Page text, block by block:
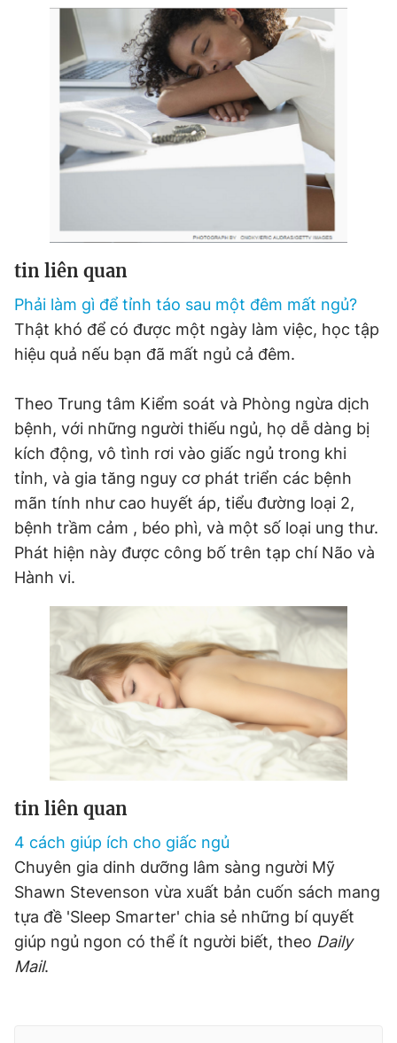
tin liên quan
Phải làm gì để tỉnh táo sau một đêm mất ngủ?
Thật khó để có được một ngày làm việc, học tập
hiệu quả nếu bạn đã mất ngủ cả đêm.
Theo Trung tâm Kiểm soát và Phòng ngừa dịch
bệnh, với những người thiếu ngủ, họ dễ dàng bị
kích động, vô tình rơi vào giấc ngủ trong khi
tỉnh, và gia tăng nguy cơ phát triển các bệnh
mãn tính như cao huyết áp, tiểu đường loại 2,
bệnh trầm cảm , béo phì, và một số loại ung thư.
Phát hiện này được công bố trên tạp chí Não và
Hành vi.
tin liên quan
4 cách giúp ích cho giấc ngủ
Chuyên gia dinh dưỡng lâm sàng người Mỹ
Shawn Stevenson vừa xuất bản cuốn sách mang
tựa đề 'Sleep Smarter' chia sẻ những bí quyết
giúp ngủ ngon có thể ít người biết, theo Daily
Mail.